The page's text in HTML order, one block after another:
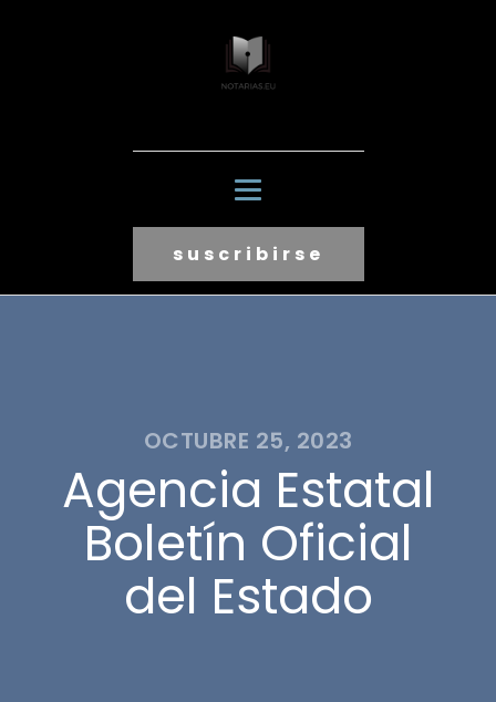
suscribirse
OCTUBRE 25, 2023
Agencia Estatal
Boletín Oficial
del Estado